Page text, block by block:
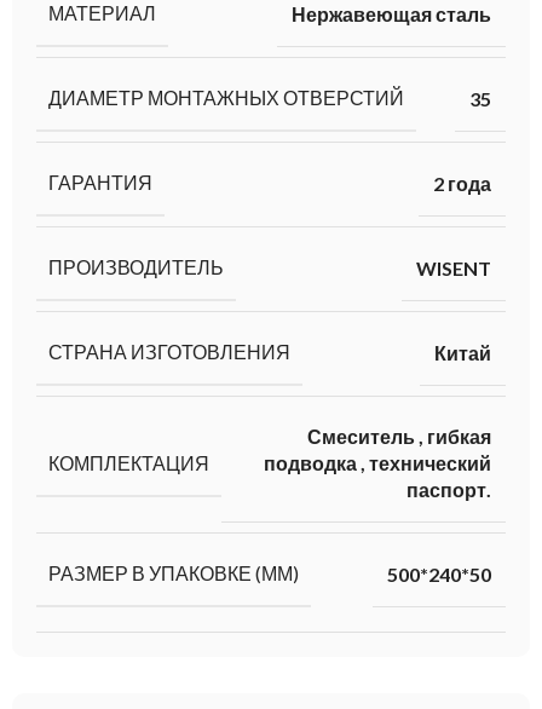
МАТЕРИАЛ Нержавеющая сталь
ДИАМЕТР МОНТАЖНЫХ ОТВЕРСТИЙ 35
ГАРАНТИЯ 2 года
ПРОИЗВОДИТЕЛЬ WISENT
СТРАНА ИЗГОТОВЛЕНИЯ Китай
КОМПЛЕКТАЦИЯ
Смеситель, гибкая
подводка, технический
паспорт.
РАЗМЕР В УПАКОВКЕ (ММ) 500*240*50